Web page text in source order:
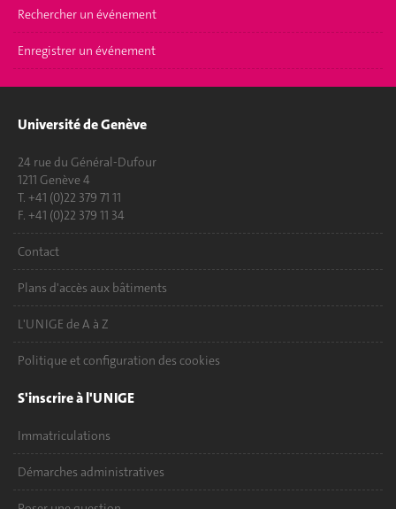
Rechercher un événement
Enregistrer un événement
Université de Genève
24 rue du Général-Dufour
1211 Genève 4
T. +41 (0)22 379 71 11
F. +41 (0)22 379 11 34
Contact
Plans d'accès aux bâtiments
L'UNIGE de A à Z
Politique et configuration des cookies
S'inscrire à l'UNIGE
Immatriculations
Démarches administratives